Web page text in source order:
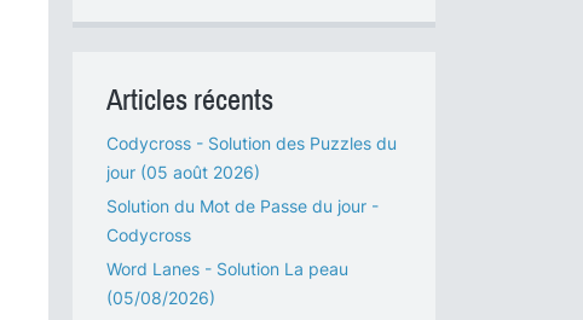
Articles récents
Codycross - Solution des Puzzles du
jour (05 août 2026)
Solution du Mot de Passe du jour -
Codycross
Word Lanes - Solution La peau
(05/08/2026)